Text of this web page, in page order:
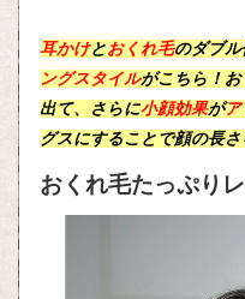
耳かけとおくれ毛のダブル
ングスタイルがこちら！
出て、さらに小顔効果がア
グスにすることで顔の長さ
おくれ毛たっぷり